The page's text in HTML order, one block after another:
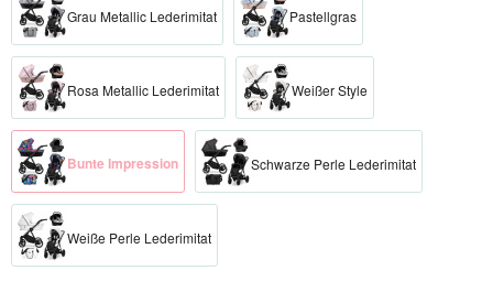
Grau Metallic Lederimitat Pastellgras
Rosa Metallic Lederimitat Weißer Style
Bunte Impression Schwarze Perle Lederimitat
Weiße Perle Lederimitat